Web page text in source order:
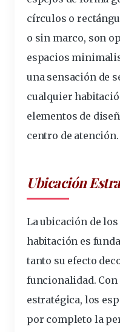
círculos o
o sin marco, son
espacios
una sensación de
cualquier
elementos de
centro de atención.
Ubicación
La ubicación de
habitación es
tanto su efecto
funcionalidad.
estratégica, los
por completo la